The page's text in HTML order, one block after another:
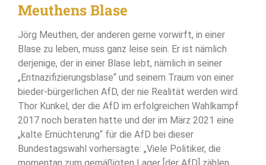
Meuthens Blase
Jörg Meuthen, der anderen gerne vorwirft, in einer
Blase zu leben, muss ganz leise sein. Er ist nämlich
derjenige, der in einer Blase lebt, nämlich in seiner
„Entnazifizierungsblase“ und seinem Traum von einer
bieder-bürgerlichen AfD, der nie Realität werden wird.
Thor Kunkel, der die AfD im erfolgreichen Wahlkampf
2017 noch beraten hatte und der im März 2021 eine
„kalte Ernüchterung“ für die AfD bei dieser
Bundestagswahl vorhersagte: „Viele Politiker, die